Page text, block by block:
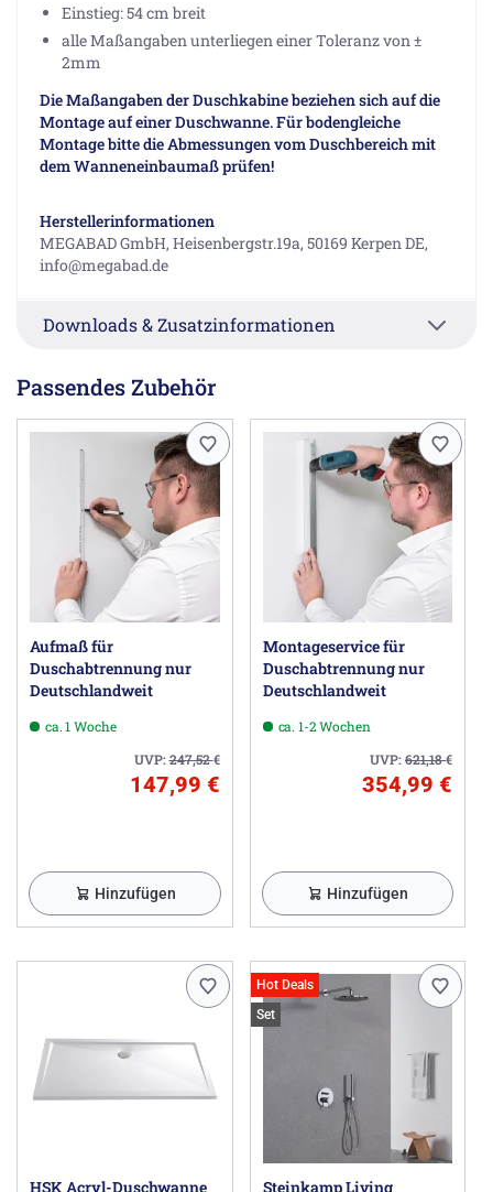
Einstieg: 54 cm breit
alle Maßangaben unterliegen einer Toleranz von ±
2mm
Die Maßangaben der Duschkabine beziehen sich auf die
Montage auf einer Duschwanne. Für bodengleiche
Montage bitte die Abmessungen vom Duschbereich mit
dem Wanneneinbaumaß prüfen!
Herstellerinformationen
MEGABAD GmbH, Heisenbergstr.19a, 50169 Kerpen DE,
info@megabad.de
Downloads & Zusatzinformationen
Passendes Zubehör
Aufmaß für
Duschabtrennung nur
Deutschlandweit
ca. 1 Woche
UVP:247,52€
147,99 €
Hinzufügen
Montageservice für
Duschabtrennung nur
Deutschlandweit
ca. 1-2 Wochen
UVP:621,18€
354,99 €
Hinzufügen
HSK Acryl-Duschwanne
Hot Deals
Set
Steinkamp Living